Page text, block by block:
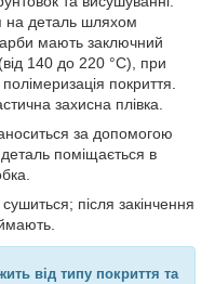
на деталь шляхом
мають заключний
140 до 220 °С), при
покриття.
захисна плівка.
за допомогою
поміщається в
після закінчення
від типу покриття та